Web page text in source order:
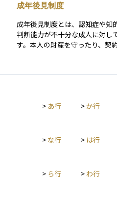
ようになります。 このように、公正証書には「証明力」と「執
行力」があり、将来のトラブル
資産運用や相続、離婚時の財産
り決めを明確にしておきたい場
っても、「書面で約束を残す」
成年後見制度
成年後見制度とは、認知症や知
判断能力が不十分な成人に対し
す。本人の財産を守ったり、契
見」「保佐」「補助」という3
んでおく「任意後見制度」もあ
療・福祉の現場でも広く活用さ
> あ行 >か行
> な行 > は行
> ら行 > わ行